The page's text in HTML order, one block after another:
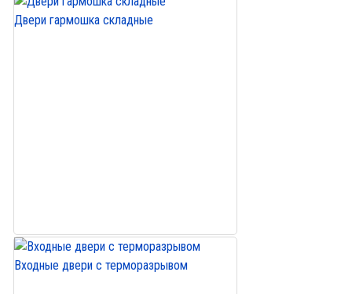
Двери гармошка складные
Входные двери с терморазрывом